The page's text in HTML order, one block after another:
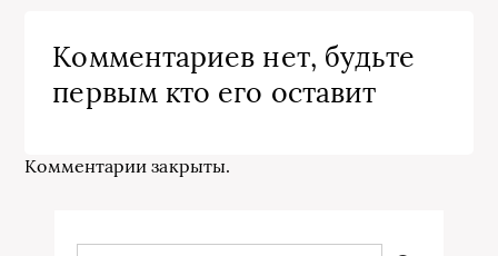
Комментариев нет, будьте
первым кто его оставит
Комментарии закрыты.